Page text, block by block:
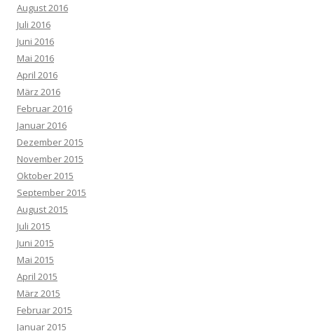
August 2016
Juli 2016
Juni 2016
Mai 2016
April 2016
März 2016
Februar 2016
Januar 2016
Dezember 2015
November 2015
Oktober 2015
September 2015
August 2015
Juli 2015
Juni 2015
Mai 2015
April 2015
März 2015
Februar 2015
Januar 2015